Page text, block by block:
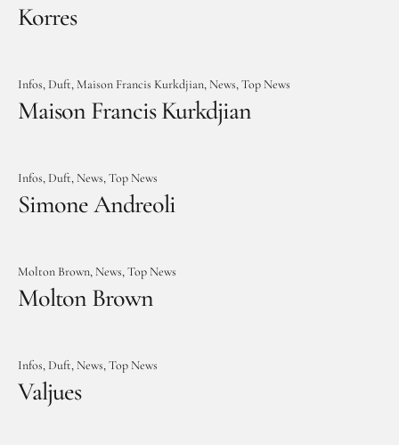
Korres
Infos Duft Maison Francis Kurkdjian News Top News
Maison Francis Kurkdjian
Infos Duft News Top News
Simone Andreoli
Molton Brown News Top News
Molton Brown
Infos Duft News Top News
Valjues